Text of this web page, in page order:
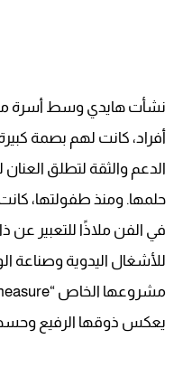
نشأت هايدي وسط أسرة
أفراد، كانت لهم بصمة
الدعم والثقة لتطلق
حلمها. ومنذ طفولتها،
في الفن ملاذًا للتعبير
للأشغال اليدوية وصناعة
يعكس ذوقها الرفيع وحسها